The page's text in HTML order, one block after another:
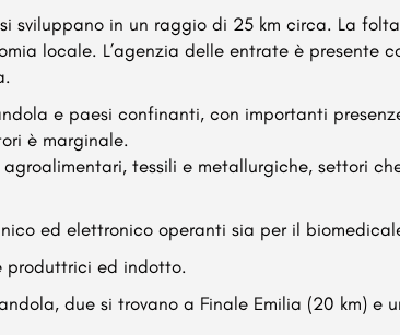
sviluppano in un raggio di 25 km circa. La
locale. L’agenzia delle entrate è presente
e paesi confinanti, con importanti
è marginale.
tessili e metallurgiche, settori
ed elettronico operanti sia per il
produttrici ed indotto.
due si trovano a Finale Emilia (20 km) e